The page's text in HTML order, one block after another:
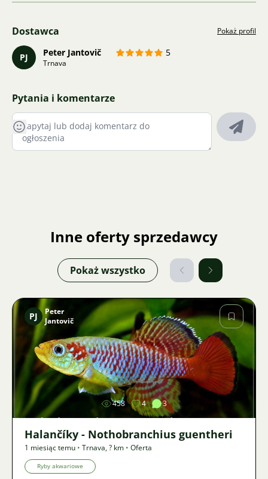
Dostawca Pokaż profil
PJ Peter Jantovič 5
Trnava
Pytania i komentarze
Inne oferty sprzedawcy
Pokaż wszystko
Zdjęcie
PJ
Peter
Jantovič
458 4 3
Halančíky - Nothobranchius guentheri
1 miesiąc temu • Trnava,? km • Oferta
Ryby akwariowe